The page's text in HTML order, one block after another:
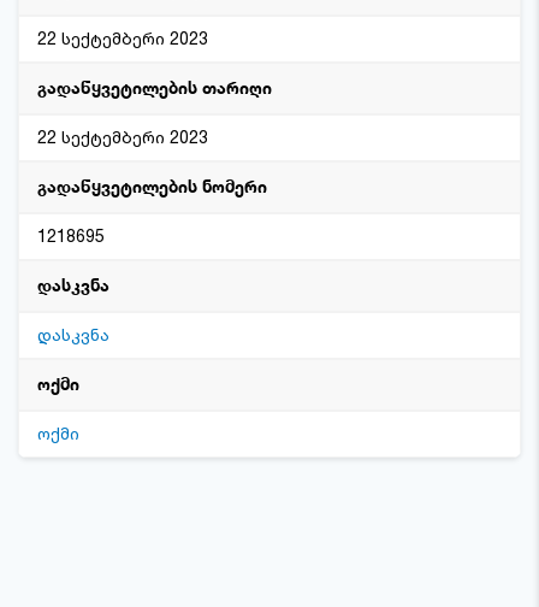
22 სექტემბერი 2023
გადაწყვეტილების თარიღი
22 სექტემბერი 2023
გადაწყვეტილების ნომერი
1218695
დასკვნა
დასკვნა
ოქმი
ოქმი